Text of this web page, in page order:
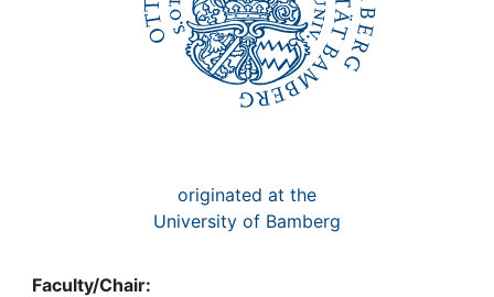
originated at the
University of Bamberg
Faculty/Chair: